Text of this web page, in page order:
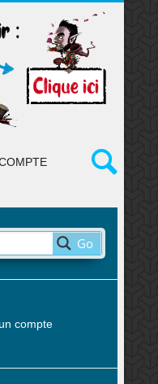
Go
compte